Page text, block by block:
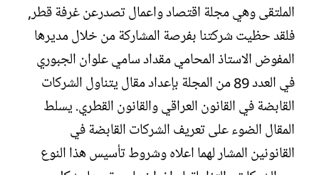
الملتقى وهي مجلة اقتصاد واعمال تصدرعن غرفة قطر,
فلقد حظيت شركتنا بفرصة المشاركة من خلال مديرها
المفوض الاستاذ المحامي مقداد سامي علوان الجبوري
في العدد 89 من المجلة بإعداد مقال يتناول الشركات
القابضة في القانون العراقي والقانون القطري. يسلط
المقال الضوء على تعريف الشركات القابضة في
القانونين المشار لهما اعلاه وشروط تأسيس هذا النوع